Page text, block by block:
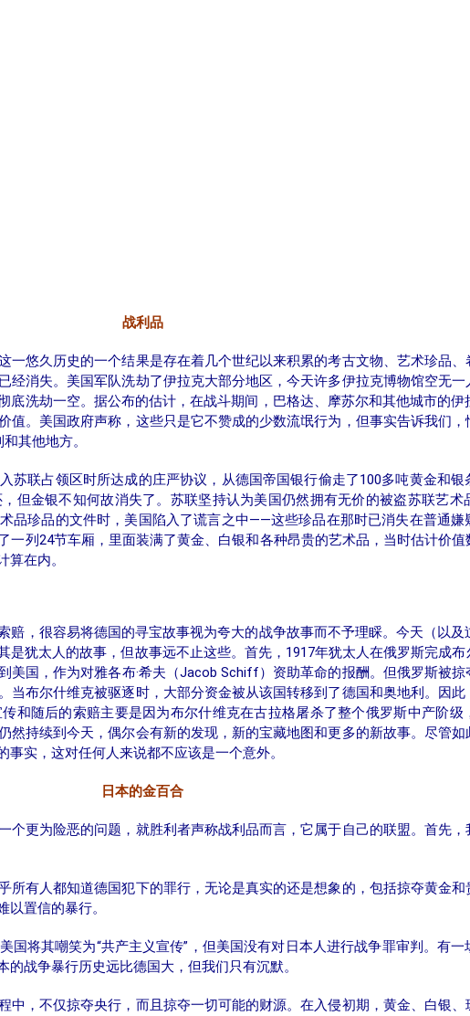
战利品
一悠久历史的一个结果是存在着几个世纪以来积累的考古文物、艺术珍品
经消失。美国军队洗劫了伊拉克大部分地区，今天许多伊拉克博物馆空无
洗劫一空。据公布的估计，在战斗期间，巴格达、摩苏尔和其他城市的
值。美国政府声称，这些只是它不赞成的少数流氓行为，但事实告诉我们
其他地方。
苏联占领区时所达成的庄严协议，从德国帝国银行偷走了100多吨黄金和
但金银不知何故消失了。苏联坚持认为美国仍然拥有无价的被盗苏联艺术
品珍品的文件时，美国陷入了谎言之中——这些珍品在那时已消失在普通
列24节车厢，里面装满了黄金、白银和各种昂贵的艺术品，当时估计价
在内。
赔，很容易将德国的寻宝故事视为夸大的战争故事而不予理睬。今天（以
是犹太人的故事，但故事远不止这些。首先，1917年犹太人在俄罗斯完成
美国，作为对雅各布·希夫（Jacob Schiff）资助革命的报酬。但俄罗斯被
当布尔什维克被驱逐时，大部分资金被从该国转移到了德国和奥地利。因
和随后的索赔主要是因为布尔什维克在古拉格屠杀了整个俄罗斯中产阶级
然持续到今天，偶尔会有新的发现，新的宝藏地图和更多的新故事。尽管
实，这对任何人来说都不应该是一个意外。
日本的金百合
个更为险恶的问题，就胜利者声称战利品而言，它属于自己的联盟。首先
所有人都知道德国犯下的罪行，无论是真实的还是想象的，包括掠夺黄金
置信的暴行。
将其嘲笑为“共产主义宣传”，但美国没有对日本人进行战争罪审判。有
战争暴行历史远比德国大，但我们只有沉默。
中，不仅掠夺央行，而且掠夺一切可能的财源。在入侵初期，黄金、白银